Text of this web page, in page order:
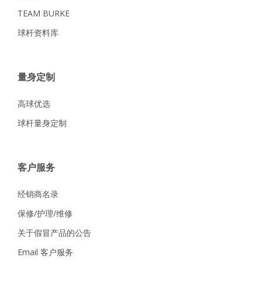
TEAM BURKE
球杆资料库
量身定制
高球优选
球杆量身定制
客户服务
经销商名录
保修/护理/维修
关于假冒产品的公告
Email 客户服务